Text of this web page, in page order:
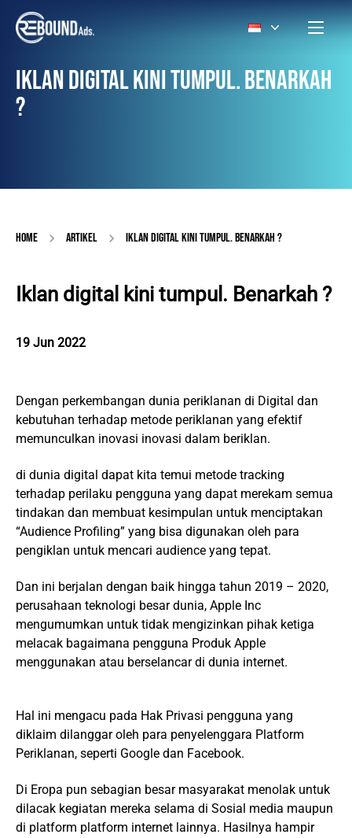
IKLAN DIGITAL KINI TUMPUL. BENARKAH
?
HOME ARTIKEL IKLAN DIGITAL KINI TUMPUL. BENARKAH ?
Iklan digital kini tumpul. Benarkah ?
19 Jun 2022
Dengan perkembangan dunia periklanan di Digital dan
kebutuhan terhadap metode periklanan yang efektif
memunculkan inovasi inovasi dalam beriklan.
di dunia digital dapat kita temui metode tracking
terhadap perilaku pengguna yang dapat merekam semua
tindakan dan membuat kesimpulan untuk menciptakan
“Audience Profiling” yang bisa digunakan oleh para
pengiklan untuk mencari audience yang tepat.
Dan ini berjalan dengan baik hingga tahun 2019 – 2020,
perusahaan teknologi besar dunia, Apple Inc
mengumumkan untuk tidak mengizinkan pihak ketiga
melacak bagaimana pengguna Produk Apple
menggunakan atau berselancar di dunia internet.
Hal ini mengacu pada Hak Privasi pengguna yang
diklaim dilanggar oleh para penyelenggara Platform
Periklanan, seperti Google dan Facebook.
Di Eropa pun sebagian besar masyarakat menolak untuk
dilacak kegiatan mereka selama di Sosial media maupun
di platform platform internet lainnya. Hasilnya hampir